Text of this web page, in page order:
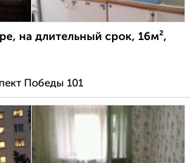
на длительный срок, 16м²,
Победы 101